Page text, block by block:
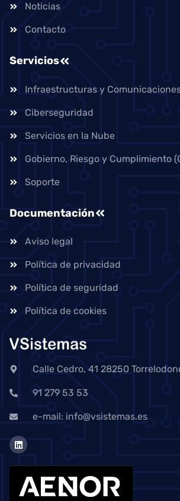
Noticias
Contacto
Servicios
Infraestructuras y
Ciberseguridad
Servicios en la Nube
Gobierno, Riesgo y Cumplimiento
Soporte
Documentación
Aviso legal
Política de privacidad
Política de seguridad
Política de cookies
Calle Cedro, 41 28250
91 279 53 53
e-mail: info@vsistemas.es